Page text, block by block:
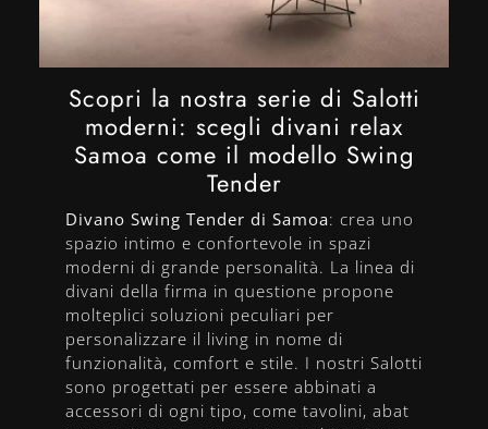
Scopri la nostra serie di Salotti
moderni: scegli divani relax
Samoa come il modello Swing
Tender
Divano Swing Tender di Samoa: crea uno
spazio intimo e confortevole in spazi
moderni di grande personalità. La linea di
divani della firma in questione propone
molteplici soluzioni peculiari per
personalizzare il living in nome di
funzionalità, comfort e stile. I nostri Salotti
sono progettati per essere abbinati a
accessori di ogni tipo, come tavolini, abat